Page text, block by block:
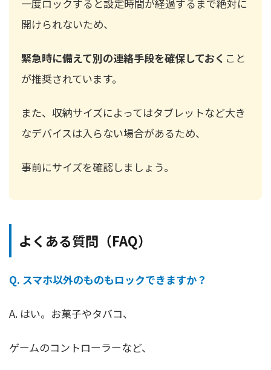
一度ロックすると設定時間が経過するまで絶対に
開けられないため、
緊急時に備えて別の連絡手段を確保しておく こと
が推奨されています。
また、収納サイズによってはタブレットなど大き
なデバイスは入らない場合があるため、
事前にサイズを確認しましょう。
よくある質問（FAQ）
Q. スマホ以外のものもロックできますか？
A. はい。お菓子やタバコ、
ゲームのコントローラーなど、